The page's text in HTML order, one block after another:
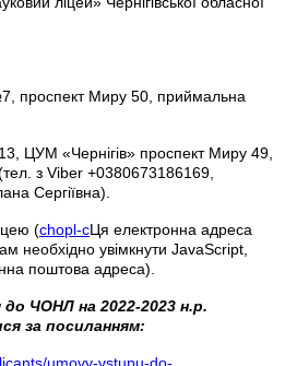
проспект Миру 50, приймальна
ЦУМ «Чернігів» проспект Миру 49,
з Viber +0380673186169,
Сергіївна).
(chopl-сЦя електронна адреса
необхідно увімкнути JavaScript,
поштова адреса).
ЧОНЛ на 2022-2023 н.р.
за посиланням:
umovy-vstupu-do-